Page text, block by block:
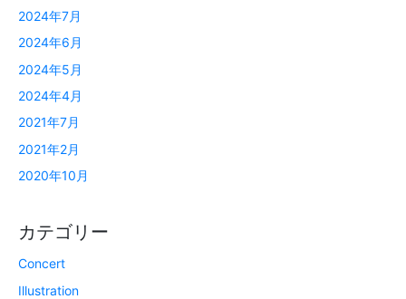
2024年7月
2024年6月
2024年5月
2024年4月
2021年7月
2021年2月
2020年10月
カテゴリー
Concert
Illustration